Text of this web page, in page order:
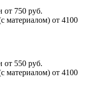
от 750 руб.
материалом) от 4100
от 550 руб.
материалом) от 4100